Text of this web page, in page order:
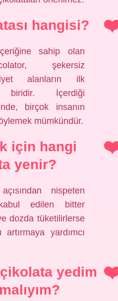
hangisi?
sahip olan
şekersiz
alanların ilk
biridir. İçerdiği
birçok insanın
mümkündür.
için hangi
yenir?
nispeten
edilen bitter
dozda tüketilirlerse
yardımcı
yedim